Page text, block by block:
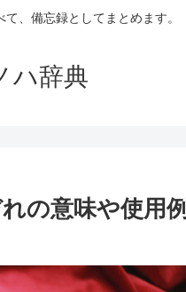
、備忘録としてまとめます。
ハ辞典
の意味や使用例